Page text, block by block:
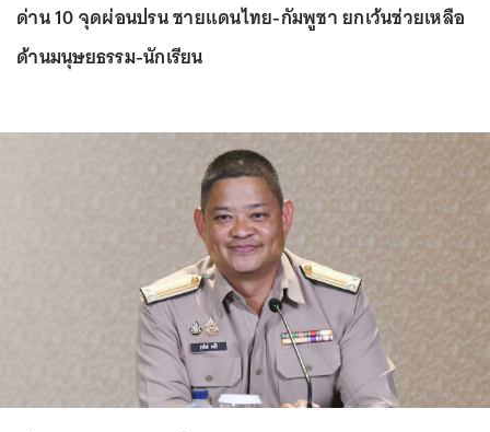
ด่าน 10 จุดผ่อนปรน ชายแดนไทย-กัมพูชา ยกเว้นช่วยเหลือ
ด้านมนุษยธรรม-นักเรียน